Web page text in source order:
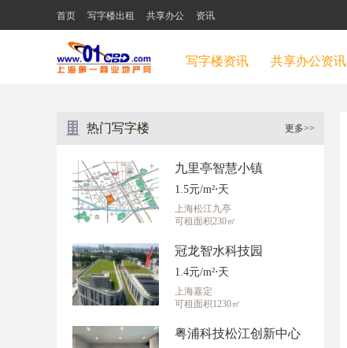
首页 写字楼出租 共享办公 资讯
写字楼资讯 共享办公资讯
热门写字楼 更多>>
九里亭智慧小镇
1.5元/m²⋅天
上海松江九亭
可租面积230㎡
冠龙智水科技园
1.4元/m²⋅天
上海嘉定
可租面积1230㎡
粤浦科技松江创新中心